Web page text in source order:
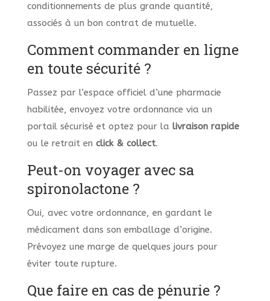
conditionnements de plus grande quantité,
associés à un bon contrat de mutuelle.
Comment commander en ligne
en toute sécurité ?
Passez par l’espace officiel d’une pharmacie
habilitée, envoyez votre ordonnance via un
portail sécurisé et optez pour la livraison rapide
ou le retrait en click & collect.
Peut-on voyager avec sa
spironolactone ?
Oui, avec votre ordonnance, en gardant le
médicament dans son emballage d’origine.
Prévoyez une marge de quelques jours pour
éviter toute rupture.
Que faire en cas de pénurie ?